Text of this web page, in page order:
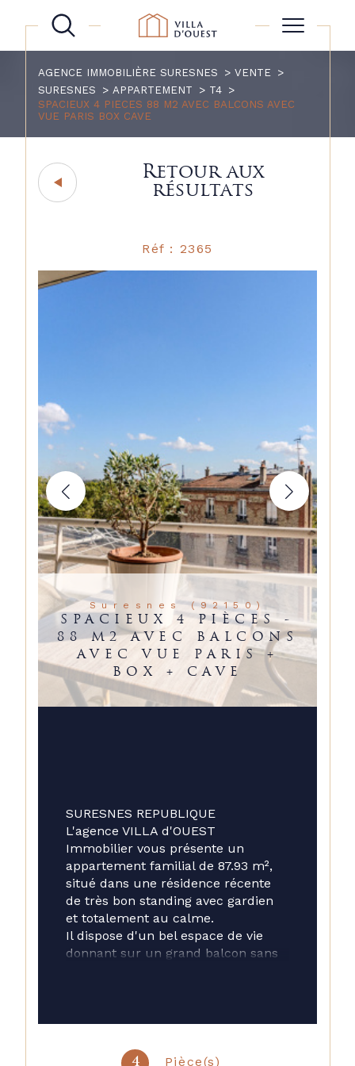
AGENCE IMMOBILIÈRE SURESNES
VENTE
SURESNES
APPARTEMENT
T4
SPACIEUX 4 PIECES 88 M2 AVEC BALCONS AVEC
VUE PARIS BOX CAVE
Retour aux
résultats
Réf : 2365
Suresnes (92150)
SPACIEUX 4 PIÈCES -
88 M2 AVEC BALCONS
AVEC VUE PARIS +
BOX + CAVE
4 Pièce(s)
SURESNES REPUBLIQUE
L'agence VILLA d'OUEST
Immobilier vous présente un
appartement familial de 87.93 m²,
situé dans une résidence récente
de très bon standing avec gardien
et totalement au calme.
Il dispose d'un bel espace de vie
donnant sur un grand balcon sans
accès à un balcon.
chambres dont une suite parentale